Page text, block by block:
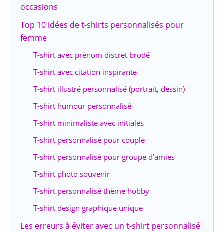
occasions
Top 10 idées de t-shirts personnalisés pour
femme
T-shirt avec prénom discret brodé
T-shirt avec citation inspirante
T-shirt illustré personnalisé (portrait, dessin)
T-shirt humour personnalisé
T-shirt minimaliste avec initiales
T-shirt personnalisé pour couple
T-shirt personnalisé pour groupe d’amies
T-shirt photo souvenir
T-shirt personnalisé thème hobby
T-shirt design graphique unique
Les erreurs à éviter avec un t-shirt personnalisé